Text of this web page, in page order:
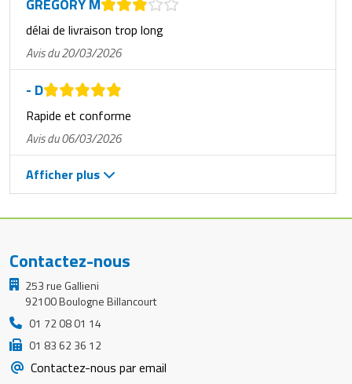
délai de livraison trop long
Avis du 20/03/2026
- D
Rapide et conforme
Avis du 06/03/2026
Afficher plus
Contactez-nous
253 rue Gallieni
92100 Boulogne Billancourt
01 72 08 01 14
01 83 62 36 12
Contactez-nous par email